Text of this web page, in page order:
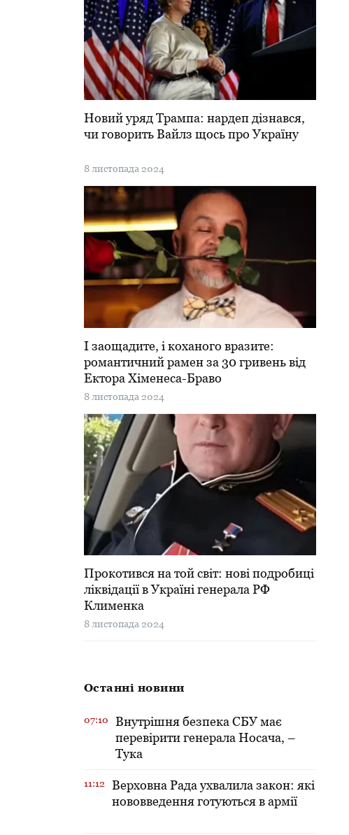
Новий уряд Трампа: нардеп дізнався,
чи говорить Вайлз щось про Україну
8 листопада 2024
І заощадите, і коханого вразите:
романтичний рамен за 30 гривень від
Ектора Хіменеса-Браво
8 листопада 2024
Прокотився на той світ: нові подробиці
ліквідації в Україні генерала РФ
Клименка
8 листопада 2024
Останні новини
07:10
Внутрішня безпека СБУ має
перевірити генерала Носача, –
Тука
11:12
Верховна Рада ухвалила закон: які
нововведення готуються в армії